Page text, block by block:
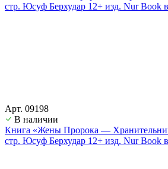
Арт. 09198
В наличии
Книга «Жены Пророка —
стр. Юсуф Берхудар 12+ изд. Nur Book